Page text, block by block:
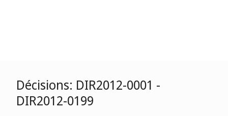
Décisions: DIR2012-0001 -
DIR2012-0199